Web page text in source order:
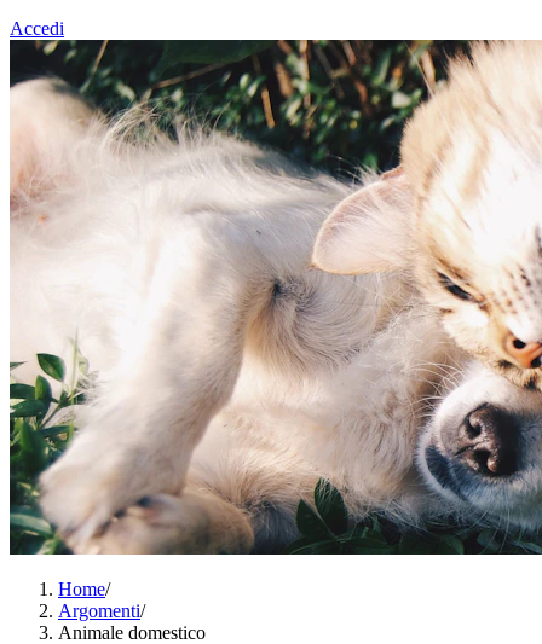
Accedi
Home/
Argomenti/
Animale domestico